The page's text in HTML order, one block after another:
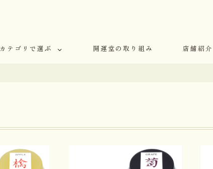
カテゴリで選ぶ 開運堂の取り組み 店舗紹介